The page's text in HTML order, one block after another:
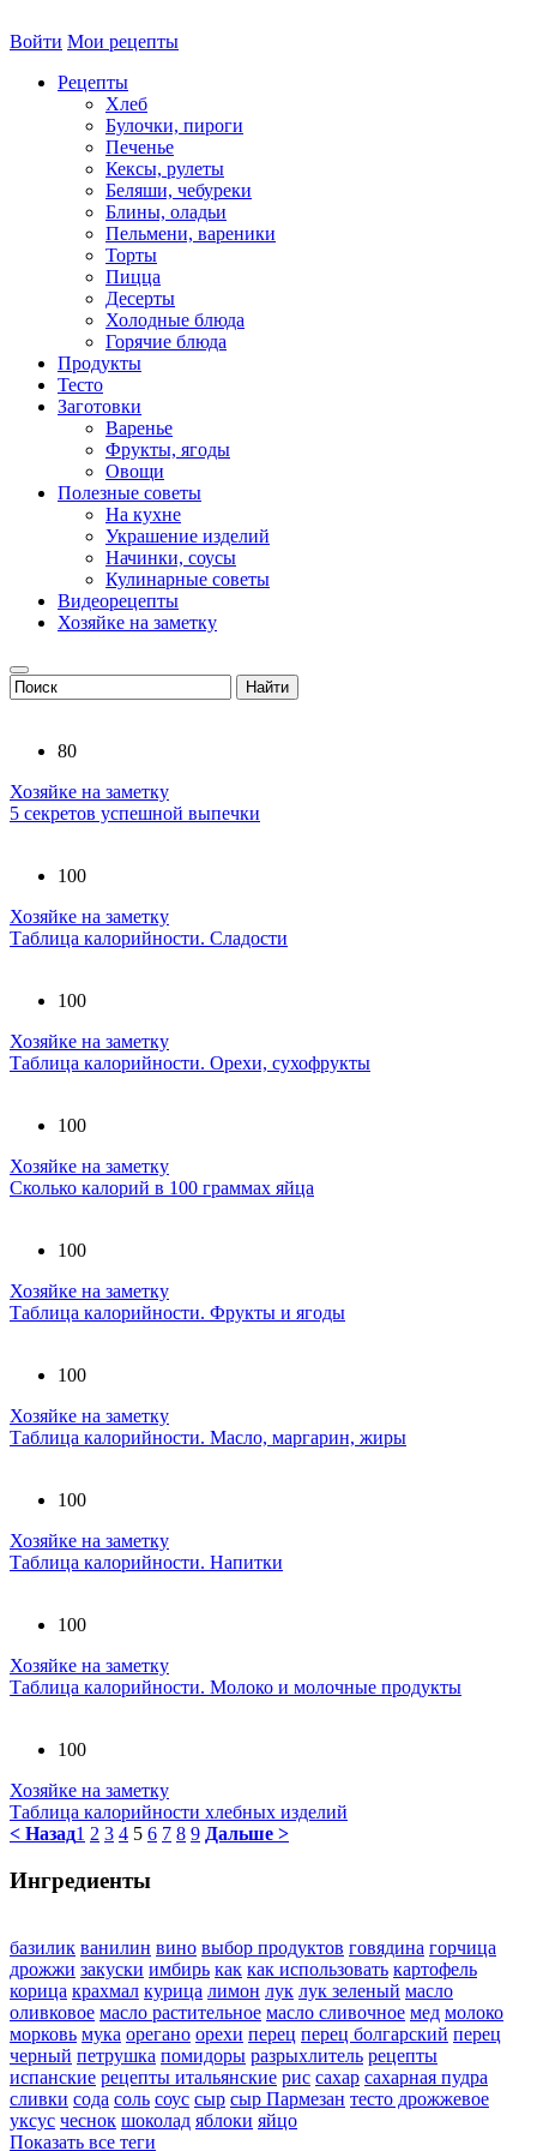
Войти Мои рецепты
Рецепты
Хлеб
Булочки, пироги
Печенье
Кексы, рулеты
Беляши, чебуреки
Блины, оладьи
Пельмени, вареники
Торты
Пицца
Десерты
Холодные блюда
Горячие блюда
Продукты
Тесто
Заготовки
Варенье
Фрукты, ягоды
Овощи
Полезные советы
На кухне
Украшение изделий
Начинки, соусы
Кулинарные советы
Видеорецепты
Хозяйке на заметку
80
Хозяйке на заметку
5 секретов успешной выпечки
100
Хозяйке на заметку
Таблица калорийности. Сладости
100
Хозяйке на заметку
Таблица калорийности. Орехи, сухофрукты
100
Хозяйке на заметку
Сколько калорий в 100 граммах яйца
100
Хозяйке на заметку
Таблица калорийности. Фрукты и ягоды
100
Хозяйке на заметку
Таблица калорийности. Масло, маргарин, жиры
100
Хозяйке на заметку
Таблица калорийности. Напитки
100
Хозяйке на заметку
Таблица калорийности. Молоко и молочные продукты
100
Хозяйке на заметку
Таблица калорийности хлебных изделий
< Назад1 2 3 4 5 6 7 8 9 Дальше >
Ингредиенты
базилик ванилин вино выбор продуктов говядина горчица
дрожжи закуски имбирь как как использовать картофель
корица крахмал курица лимон лук лук зеленый масло
оливковое масло растительное масло сливочное мед молоко
морковь мука орегано орехи перец перец болгарский перец
черный петрушка помидоры разрыхлитель рецепты
испанские рецепты итальянские рис сахар сахарная пудра
сливки сода соль соус сыр сыр Пармезан тесто дрожжевое
уксус чеснок шоколад яблоки яйцо
Показать все теги